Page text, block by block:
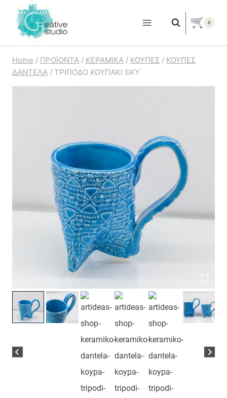
content
0
Home / ΠΡΟΪΟΝΤΑ / ΚΕΡΑΜΙΚΑ / ΚΟΥΠΕΣ / ΚΟΥΠΕΣ
ΔΑΝΤΕΛΑ / ΤΡΙΠΟΔΟ ΚΟΥΠΑΚΙ SKY